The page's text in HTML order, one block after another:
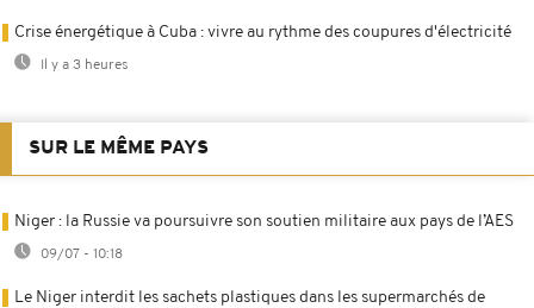
Crise énergétique à Cuba : vivre au rythme des coupures d'électricité
Il y a 3 heures
SUR LE MÊME PAYS
Niger : la Russie va poursuivre son soutien militaire aux pays de l’AES
09/07 - 10:18
Le Niger interdit les sachets plastiques dans les supermarchés de